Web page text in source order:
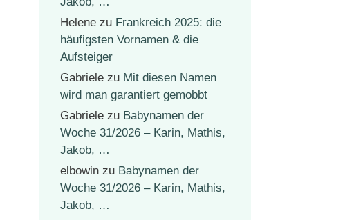
Helene zu Frankreich 2025: die
häufigsten Vornamen & die
Aufsteiger
Gabriele zu Mit diesen Namen
wird man garantiert gemobbt
Gabriele zu Babynamen der
Woche 31/2026 – Karin, Mathis,
Jakob, …
elbowin zu Babynamen der
Woche 31/2026 – Karin, Mathis,
Jakob, …